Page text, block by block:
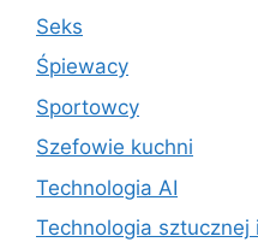
Seks
Śpiewacy
Sportowcy
Szefowie kuchni
Technologia AI
Technologia sztucznej